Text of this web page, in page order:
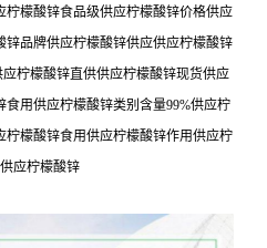
柠檬酸锌食品级供应柠檬酸锌价格供应
锌品牌供应柠檬酸锌供应供应柠檬酸锌
柠檬酸锌直供供应柠檬酸锌现货供应
用供应柠檬酸锌类别含量99%供应柠
柠檬酸锌食用供应柠檬酸锌作用供应柠
应柠檬酸锌